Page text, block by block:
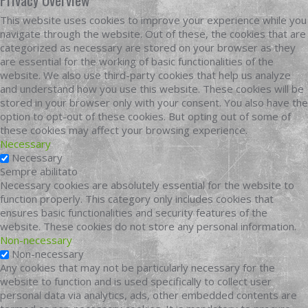
This website uses cookies to improve your experience while you
navigate through the website. Out of these, the cookies that are
categorized as necessary are stored on your browser as they
are essential for the working of basic functionalities of the
website. We also use third-party cookies that help us analyze
and understand how you use this website. These cookies will be
stored in your browser only with your consent. You also have the
option to opt-out of these cookies. But opting out of some of
these cookies may affect your browsing experience.
Necessary
Necessary
Sempre abilitato
Necessary cookies are absolutely essential for the website to
function properly. This category only includes cookies that
ensures basic functionalities and security features of the
website. These cookies do not store any personal information.
Non-necessary
Non-necessary
Any cookies that may not be particularly necessary for the
website to function and is used specifically to collect user
personal data via analytics, ads, other embedded contents are